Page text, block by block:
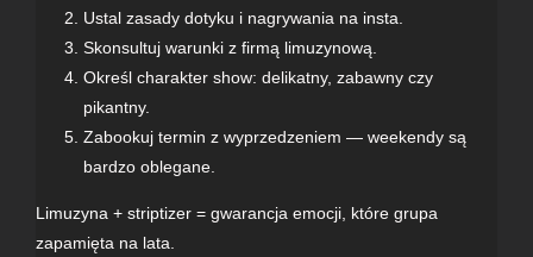
Ustal zasady dotyku i nagrywania na insta.
Skonsultuj warunki z firmą limuzynową.
Określ charakter show: delikatny, zabawny czy
pikantny.
Zabookuj termin z wyprzedzeniem — weekendy są
bardzo oblegane.
Limuzyna + striptizer= gwarancja emocji, które grupa
zapamięta na lata.